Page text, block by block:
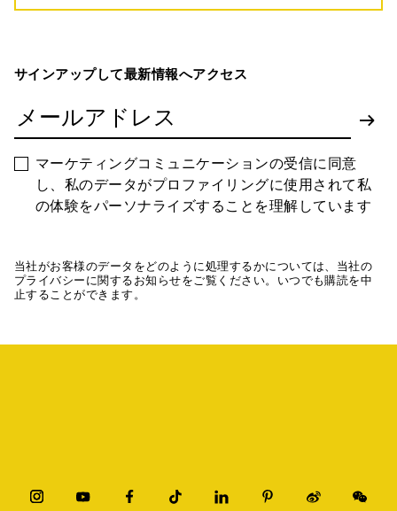
サインアップして最新情報へアクセス
マーケティングコミュニケーションの受信に同意
し、私のデータがプロファイリングに使用されて私
の体験をパーソナライズすることを理解しています
当社がお客様のデータをどのように処理するかについては、当社の
プライバシーに関するお知らせをご覧ください。いつでも購読を中
止することができます。